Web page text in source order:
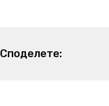
Споделете: